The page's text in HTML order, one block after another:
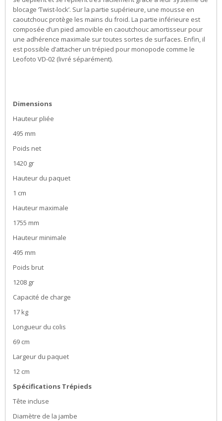
blocage ‘Twist-lock’. Sur la partie supérieure, une mousse en
caoutchouc protège les mains du froid. La partie inférieure est
composée d’un pied amovible en caoutchouc amortisseur pour
une adhérence maximale sur toutes sortes de surfaces. Enfin, il
est possible d’attacher un trépied pour monopode comme le
Leofoto VD-02 (livré séparément).
Dimensions
Hauteur pliée
495 mm
Poids net
1420 gr
Hauteur du paquet
1 cm
Hauteur maximale
1755 mm
Hauteur minimale
495 mm
Poids brut
1208 gr
Capacité de charge
17 kg
Longueur du colis
69 cm
Largeur du paquet
12 cm
Spécifications Trépieds
Tête incluse
Diamètre de la jambe